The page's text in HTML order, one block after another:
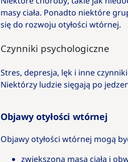
masy ciała. Ponadto niektóre
się do rozwoju otyłości wtórnej.
Czynniki psychologiczne
Stres, depresja, lęk i inne
Niektórzy ludzie sięgają po
Objawy otyłości wtórnej
Objawy otyłości wtórnej mogą
zwiększona masa ciała i